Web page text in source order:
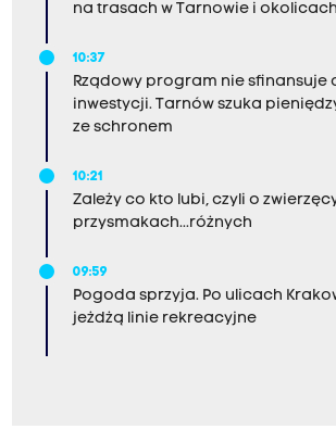
na trasach w Tarnowie i okolicach
10:37
Rządowy program nie sfinansuje
inwestycji. Tarnów szuka
ze schronem
10:21
Zależy co kto lubi, czyli o
przysmakach...różnych
09:59
Pogoda sprzyja. Po ulicach
jeżdżą linie rekreacyjne